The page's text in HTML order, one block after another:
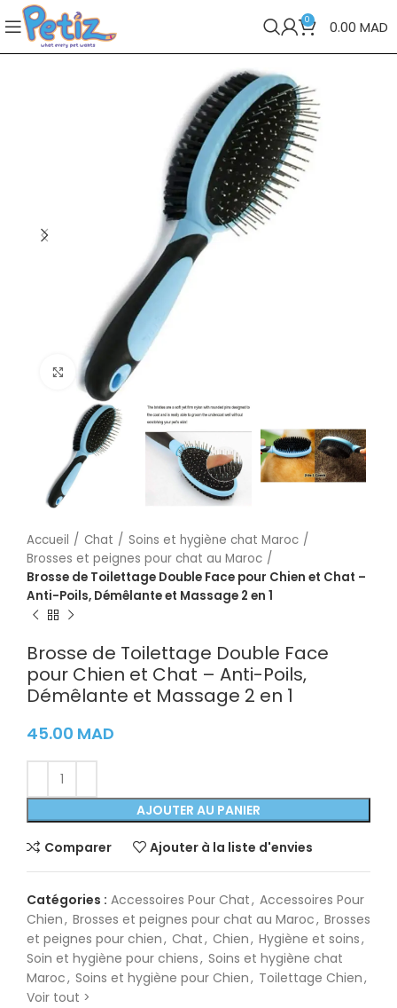
0 0.00 MAD
Cliquez pour agrandir
Accueil Chat
Soins et hygiène chat Maroc
Brosses et peignes pour chat au Maroc
Brosse de Toilettage Double Face pour Chien et Chat –
Anti-Poils, Démêlante et Massage 2 en 1
Brosse de Toilettage Double Face
pour Chien et Chat – Anti-Poils,
Démêlante et Massage 2 en 1
45.00 MAD
AJOUTER AU PANIER
Comparer Ajouter à la liste d'envies
Catégories : Accessoires Pour Chat, Accessoires Pour
Chien, Brosses et peignes pour chat au Maroc, Brosses
et peignes pour chien, Chat, Chien, Hygiène et soins,
Soin et hygiène pour chiens, Soins et hygiène chat
Maroc, Soins et hygiène pour Chien, Toilettage Chien,
Voir tout >